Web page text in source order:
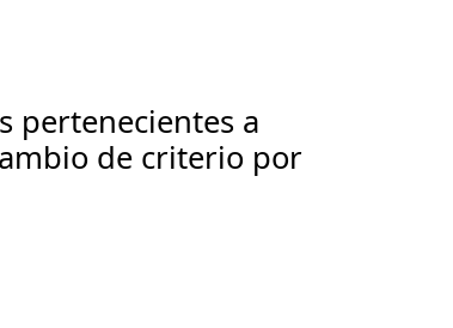
pertenecientes a
de criterio por